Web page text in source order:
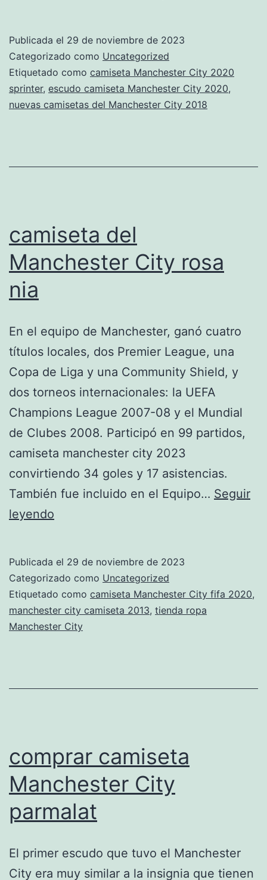
Publicada el 29 de noviembre de 2023
Categorizado como Uncategorized
Etiquetado como camiseta Manchester City 2020
sprinter, escudo camiseta Manchester City 2020,
nuevas camisetas del Manchester City 2018
camiseta del
Manchester City rosa
nia
En el equipo de Manchester, ganó cuatro
títulos locales, dos Premier League, una
Copa de Liga y una Community Shield, y
dos torneos internacionales: la UEFA
Champions League 2007-08 y el Mundial
de Clubes 2008. Participó en 99 partidos,
camiseta manchester city 2023
convirtiendo 34 goles y 17 asistencias.
También fue incluido en el Equipo… Seguir
leyendo
City
rosa
nia
Publicada el 29 de noviembre de 2023
Categorizado como Uncategorized
Etiquetado como camiseta Manchester City fifa 2020,
manchester city camiseta 2013, tienda ropa
Manchester City
comprar camiseta
Manchester City
parmalat
El primer escudo que tuvo el Manchester
City era muy similar a la insignia que tienen